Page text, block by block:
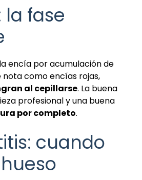
la fase
encía por acumulación de
como encías rojas,
al cepillarse. La buena
profesional y una buena
por completo.
cuando